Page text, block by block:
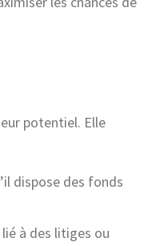
potentiel. Elle
dispose des fonds
à des litiges ou